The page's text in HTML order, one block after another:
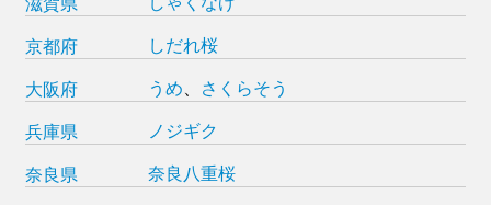
京都府 しだれ桜
大阪府 うめ さくらそう
兵庫県 ノジギク
奈良県 奈良八重桜